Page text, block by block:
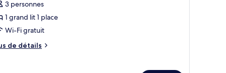
:
3 personnes
1 grand lit 1 place
Wi-Fi gratuit
de détails